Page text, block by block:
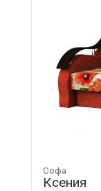
Софа
Ксения